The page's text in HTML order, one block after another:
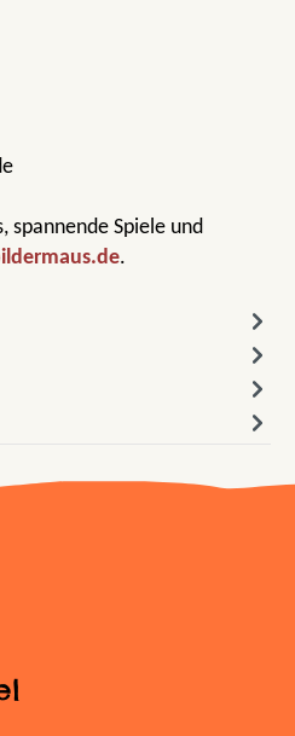
spannende Spiele und
.